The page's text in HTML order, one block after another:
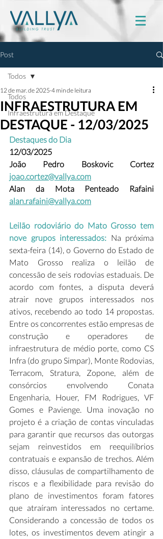
Post
Todos
Infraestrutura em Destaque
Todos
INFRAESTRUTURA EM
DESTAQUE - 12/03/2025
12 de mar. de 2025 4 min de leitura
Destaques do Dia
12/03/2025
João Pedro Boskovic Cortez
joao.cortez@vallya.com
alan.rafaini@vallya.com
Leilão rodoviário do Mato Grosso tem
nove grupos interessados: Na próxima
sexta-feira (14), o Governo do Estado de
Mato Grosso realiza o leilão de
concessão de seis rodovias estaduais. De
acordo com fontes, a disputa deverá
atrair nove grupos interessados nos
ativos, recebendo ao todo 14 propostas.
Entre os concorrentes estão empresas de
construção e operadores de
infraestrutura de médio porte, como CS
Infra (do grupo Simpar), Monte Rodovias,
Terracom, Stratura, Zopone, além de
consórcios envolvendo Conata
Engenharia, Houer, FM Rodrigues, VF
Gomes e Pavienge. Uma inovação no
projeto é a criação de contas vinculadas
para garantir que recursos das outorgas
sejam reinvestidos em reequilíbrios
contratuais e expansão de trechos. Além
disso, cláusulas de compartilhamento de
riscos e a flexibilidade para revisão do
plano de investimentos foram fatores
que atraíram interessados no certame.
Considerando a concessão de todos os
lotes, os investimentos devem atingir a